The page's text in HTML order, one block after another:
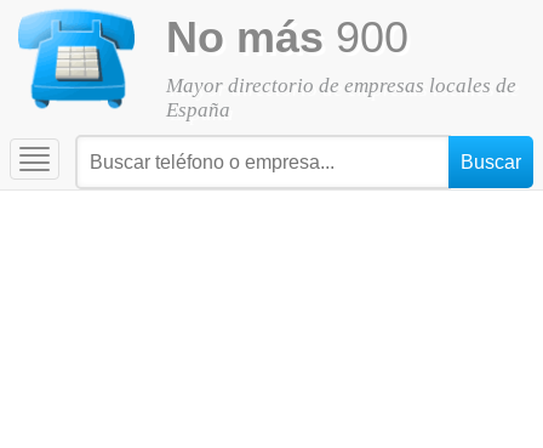
No más 900
Mayor directorio de empresas locales de
España
Toggle
navigation